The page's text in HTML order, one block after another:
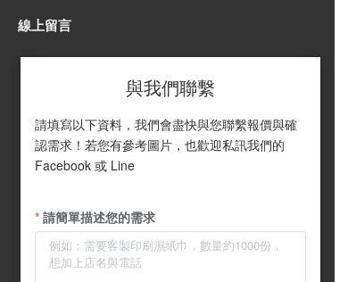
線上留言
與我們聯繫
請填寫以下資料，我們會盡快與您聯繫報價與確
認需求！若您有參考圖片，也歡迎私訊我們的
Facebook 或 Line
請簡單描述您的需求